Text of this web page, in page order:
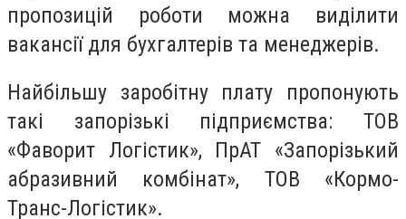
пропозицій роботи можна виділити
вакансії для бухгалтерів та менеджерів.
Найбільшу заробітну плату пропонують
такі запорізькі підприємства: ТОВ
«Фаворит Логістик», ПрАТ «Запорізький
абразивний комбінат», ТОВ «Кормо-
Транс-Логістик».